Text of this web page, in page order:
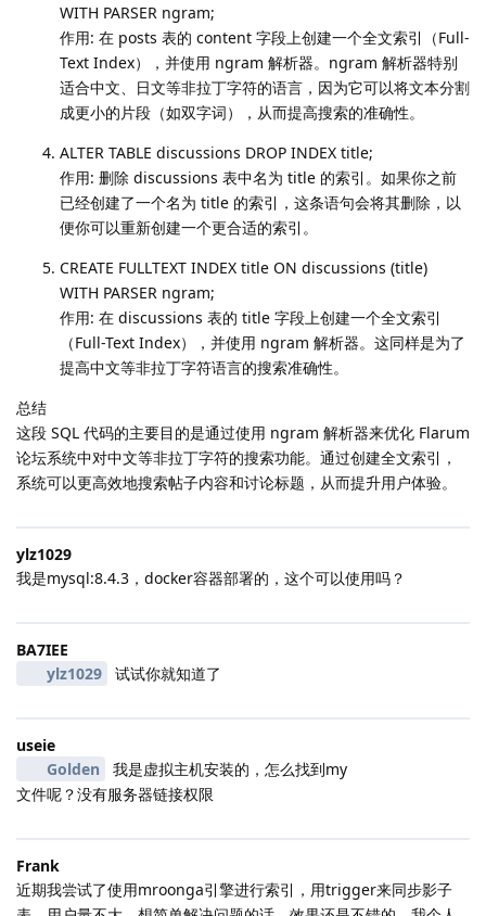
WITH PARSER ngram;
作用: 在 posts 表的 content 字段上创建一个全文索引（Full-
Text Index），并使用 ngram 解析器。ngram 解析器特别
适合中文、日文等非拉丁字符的语言，因为它可以将文本分割
成更小的片段（如双字词），从而提高搜索的准确性。
ALTER TABLE discussions DROP INDEX title;
作用: 删除 discussions 表中名为 title 的索引。如果你之前
已经创建了一个名为 title 的索引，这条语句会将其删除，以
便你可以重新创建一个更合适的索引。
CREATE FULLTEXT INDEX title ON discussions (title)
WITH PARSER ngram;
作用: 在 discussions 表的 title 字段上创建一个全文索引
（Full-Text Index），并使用 ngram 解析器。这同样是为了
提高中文等非拉丁字符语言的搜索准确性。
总结
这段 SQL 代码的主要目的是通过使用 ngram 解析器来优化 Flarum
论坛系统中对中文等非拉丁字符的搜索功能。通过创建全文索引，
系统可以更高效地搜索帖子内容和讨论标题，从而提升用户体验。
ylz1029
我是mysql:8.4.3，docker容器部署的，这个可以使用吗？
BA7IEE
ylz1029
试试你就知道了
useie
Golden
我是虚拟主机安装的，怎么找到my
文件呢？没有服务器链接权限
Frank
近期我尝试了使用mroonga引擎进行索引，用trigger来同步影子